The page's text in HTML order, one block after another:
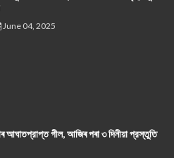
June 04, 2025
আঘাতপ্রাপ্ত গীল, আজিৰ পৰা ৩ দিনীয়া প্রস্তুতি